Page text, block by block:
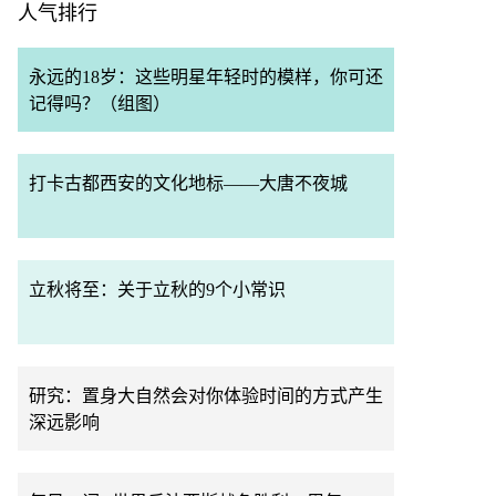
人气排行
永远的18岁：这些明星年轻时的模样，你可还
记得吗？（组图）
打卡古都西安的文化地标——大唐不夜城
立秋将至：关于立秋的9个小常识
研究：置身大自然会对你体验时间的方式产生
深远影响